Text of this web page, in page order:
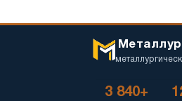
3 840+